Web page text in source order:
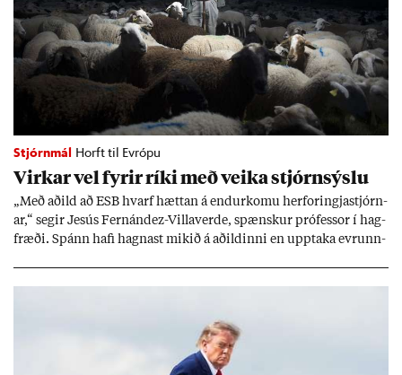
Stjórnmál Horft til Evrópu
Virk­ar vel fyr­ir ríki með veika stjórn­sýslu
„Með að­ild að ESB hvarf hætt­an á end­ur­komu her­for­ingja­stjórn­
ar,“ seg­ir Jesús Fer­nández-Villa­ver­de, spænsk­ur pró­fess­or í hag­
fræði. Spánn hafi hagn­ast mik­ið á að­ild­inni en upp­taka evr­unn­